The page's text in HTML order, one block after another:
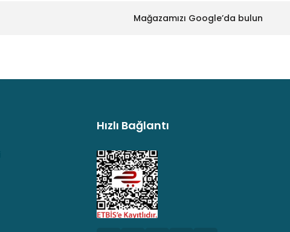
Mağazamızı Google’da bulun
Hızlı Bağlantı